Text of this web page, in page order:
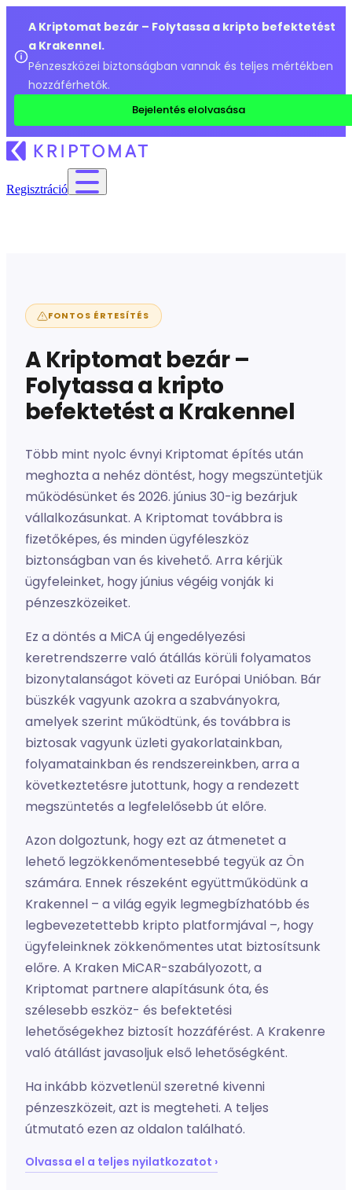
A Kriptomat bezár – Folytassa a kripto befektetést
a Krakennel.
Pénzeszközei biztonságban vannak és teljes mértékben
hozzáférhetők.
Bejelentés elolvasása
Regisztráció
FONTOS ÉRTESÍTÉS
A Kriptomat bezár –
Folytassa a kripto
befektetést a Krakennel
Több mint nyolc évnyi Kriptomat építés után
meghozta a nehéz döntést, hogy megszüntetjük
működésünket és 2026. június 30-ig bezárjuk
vállalkozásunkat. A Kriptomat továbbra is
fizetőképes, és minden ügyféleszköz
biztonságban van és kivehető. Arra kérjük
ügyfeleinket, hogy június végéig vonják ki
pénzeszközeiket.
Ez a döntés a MiCA új engedélyezési
keretrendszerre való átállás körüli folyamatos
bizonytalanságot követi az Európai Unióban. Bár
büszkék vagyunk azokra a szabványokra,
amelyek szerint működtünk, és továbbra is
biztosak vagyunk üzleti gyakorlatainkban,
folyamatainkban és rendszereinkben, arra a
következtetésre jutottunk, hogy a rendezett
megszüntetés a legfelelősebb út előre.
Azon dolgoztunk, hogy ezt az átmenetet a
lehető legzökkenőmentesebbé tegyük az Ön
számára. Ennek részeként együttműködünk a
Krakennel – a világ egyik legmegbízhatóbb és
legbevezetettebb kripto platformjával –, hogy
ügyfeleinknek zökkenőmentes utat biztosítsunk
előre. A Kraken MiCAR-szabályozott, a
Kriptomat partnere alapításunk óta, és
szélesebb eszköz- és befektetési
lehetőségekhez biztosít hozzáférést. A Krakenre
való átállást javasoljuk első lehetőségként.
Ha inkább közvetlenül szeretné kivenni
pénzeszközeit, azt is megteheti. A teljes
útmutató ezen az oldalon található.
Olvassa el a teljes nyilatkozatot ›